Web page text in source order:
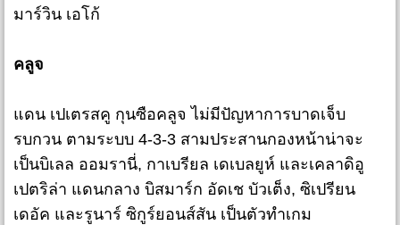
มาร์วิน เอโก้
คลูจ
แดน เปเตรสคู กุนซือคลูจ ไม่มีปัญหาการบาดเจ็บ
รบกวน ตามระบบ 4-3-3 สามประสานกองหน้าน่าจะ
เป็นบิเลล ออมรานี่, กาเบรียล เดเบลยูห์ และเคลาดิอู
เปตริล่า แดนกลาง บิสมาร์ก อัดเช บัวเต็ง, ซิเปรียน
เดอัค และรูนาร์ ซิกูร์ยอนส์สัน เป็นตัวทำเกม